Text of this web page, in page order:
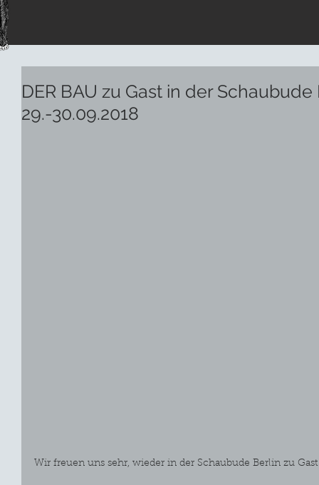
DER BAU zu Gast in der
29.-30.09.2018
Wir freuen uns sehr, wieder in der Schaubude Berlin zu